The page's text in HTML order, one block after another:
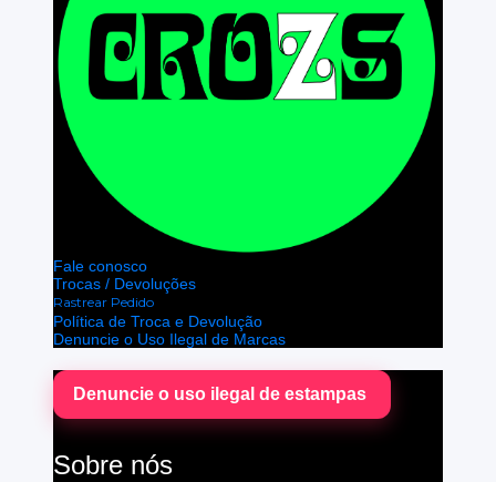
Fale conosco
Trocas / Devoluções
Rastrear Pedido
Política de Troca e Devolução
Denuncie o Uso Ilegal de Marcas
Denuncie o uso ilegal de estampas
Sobre nós